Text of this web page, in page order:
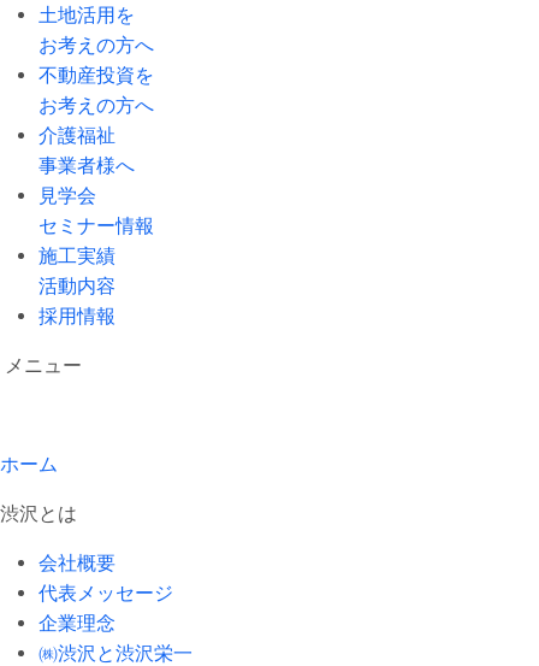
土地活用を
お考えの方へ
不動産投資を
お考えの方へ
介護福祉
事業者様へ
見学会
セミナー情報
施工実績
活動内容
採用情報
メニュー
ホーム
渋沢とは
会社概要
代表メッセージ
企業理念
㈱渋沢と渋沢栄一